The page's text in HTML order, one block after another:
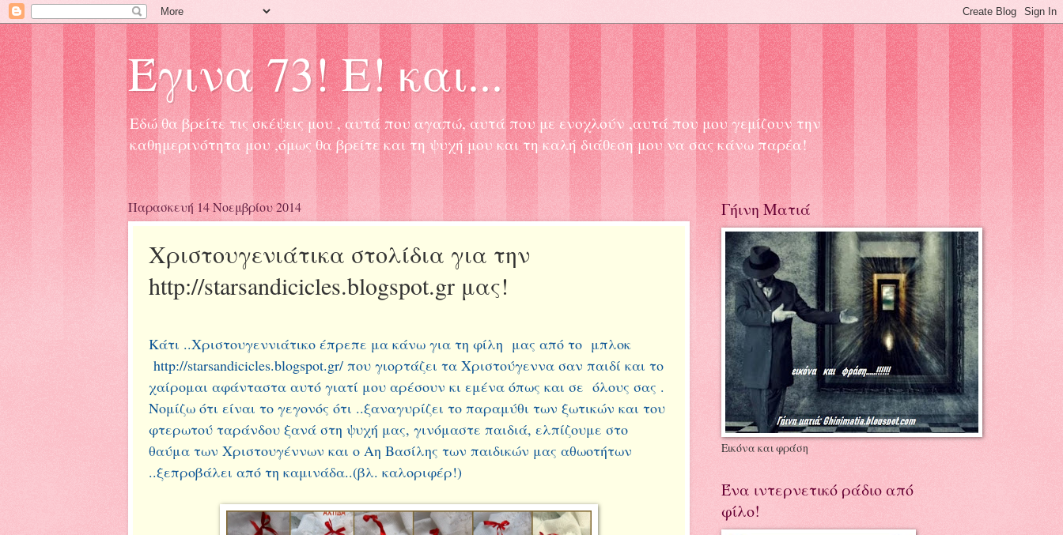
Έγινα 73! Ε! και...
Εδώ θα βρείτε τις σκέψεις μου , αυτά που αγαπώ, αυτά που με ενοχλούν ,αυτά που μου γεμίζουν την
καθημερινότητα μου ,όμως θα βρείτε και τη ψυχή μου και τη καλή διάθεση μου να σας κάνω παρέα!
Παρασκευή 14 Νοεμβρίου 2014
Χριστουγενιάτικα στολίδια για την
http://starsandicicles.blogspot.gr μας!
Κάτι ..Χριστουγεννιάτικο έπρεπε μα κάνω για τη φίλη μας από το μπλοκ
http://starsandicicles.blogspot.gr/ που γιορτάζει τα Χριστούγεννα σαν παιδί και το
χαίρομαι αφάνταστα αυτό γιατί μου αρέσουν κι εμένα όπως και σε όλους σας .
Νομίζω ότι είναι το γεγονός ότι ..ξαναγυρίζει το παραμύθι των ξωτικών και του
φτερωτού ταράνδου ξανά στη ψυχή μας, γινόμαστε παιδιά, ελπίζουμε στο
θαύμα των Χριστουγέννων και ο Αη Βασίλης των παιδικών μας αθωοτήτων
..ξεπροβάλει από τη καμινάδα..(βλ. καλοριφέρ!)
Γήινη Ματιά
Εικόνα και φράση
Ένα ιντερνετικό ράδιο από
φίλο!